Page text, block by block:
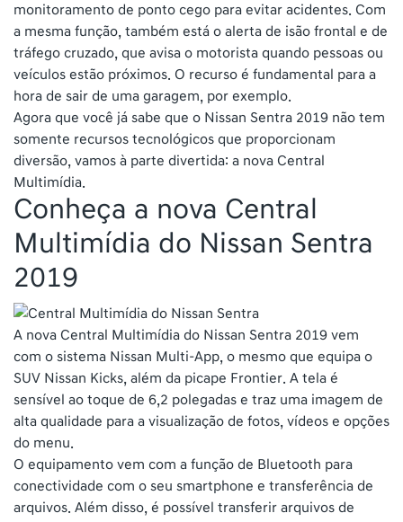
monitoramento de ponto cego para evitar acidentes. Com
a mesma função, também está o alerta de isão frontal e de
tráfego cruzado, que avisa o motorista quando pessoas ou
veículos estão próximos. O recurso é fundamental para a
hora de sair de uma garagem, por exemplo.
Agora que você já sabe que o Nissan Sentra 2019 não tem
somente recursos tecnológicos que proporcionam
diversão, vamos à parte divertida: a nova Central
Multimídia.
Conheça a nova Central
Multimídia do Nissan Sentra
2019
A nova Central Multimídia do Nissan Sentra 2019 vem
com o sistema Nissan Multi-App, o mesmo que equipa o
SUV Nissan Kicks, além da picape Frontier. A tela é
sensível ao toque de 6,2 polegadas e traz uma imagem de
alta qualidade para a visualização de fotos, vídeos e opções
do menu.
O equipamento vem com a função de Bluetooth para
conectividade com o seu smartphone e transferência de
arquivos. Além disso, é possível transferir arquivos de